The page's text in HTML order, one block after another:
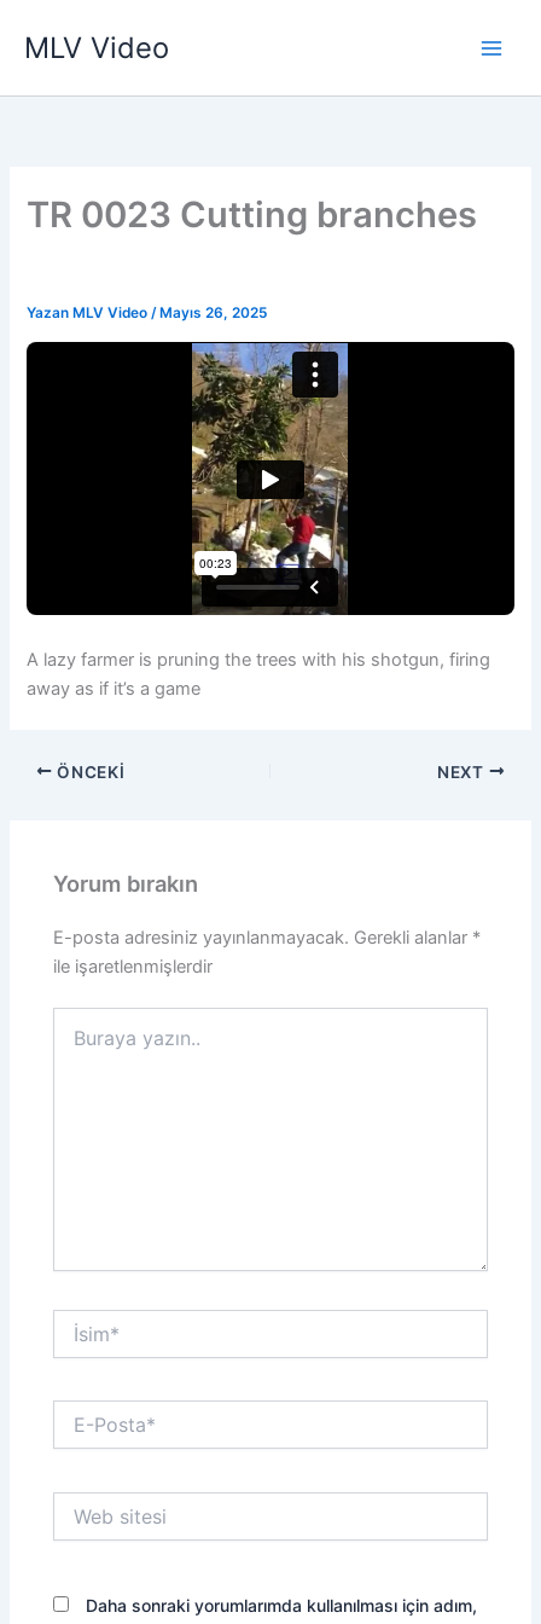
atlaMLV Video
TR 0023 Cutting branches
Yazan MLV Video/ Mayıs 26, 2025
A lazy farmer is pruning the trees with his shotgun, firing
away as if it’s a game
ÖNCEKI NEXT
Yorum bırakın
E-posta adresiniz yayınlanmayacak. Gerekli alanlar *
ile işaretlenmişlerdir
yazın..
İsim*
Posta*
sitesi
Daha sonraki yorumlarımda kullanılması için adım,